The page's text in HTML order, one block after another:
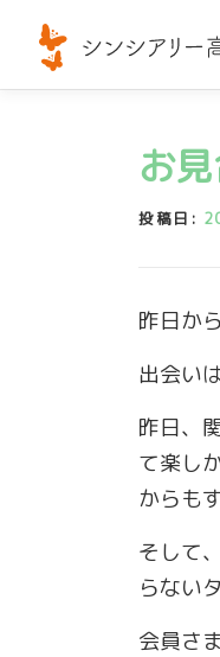
お
投稿日:
昨日か
出会い
昨日、
て楽し
からも
そして
らない
会員さ